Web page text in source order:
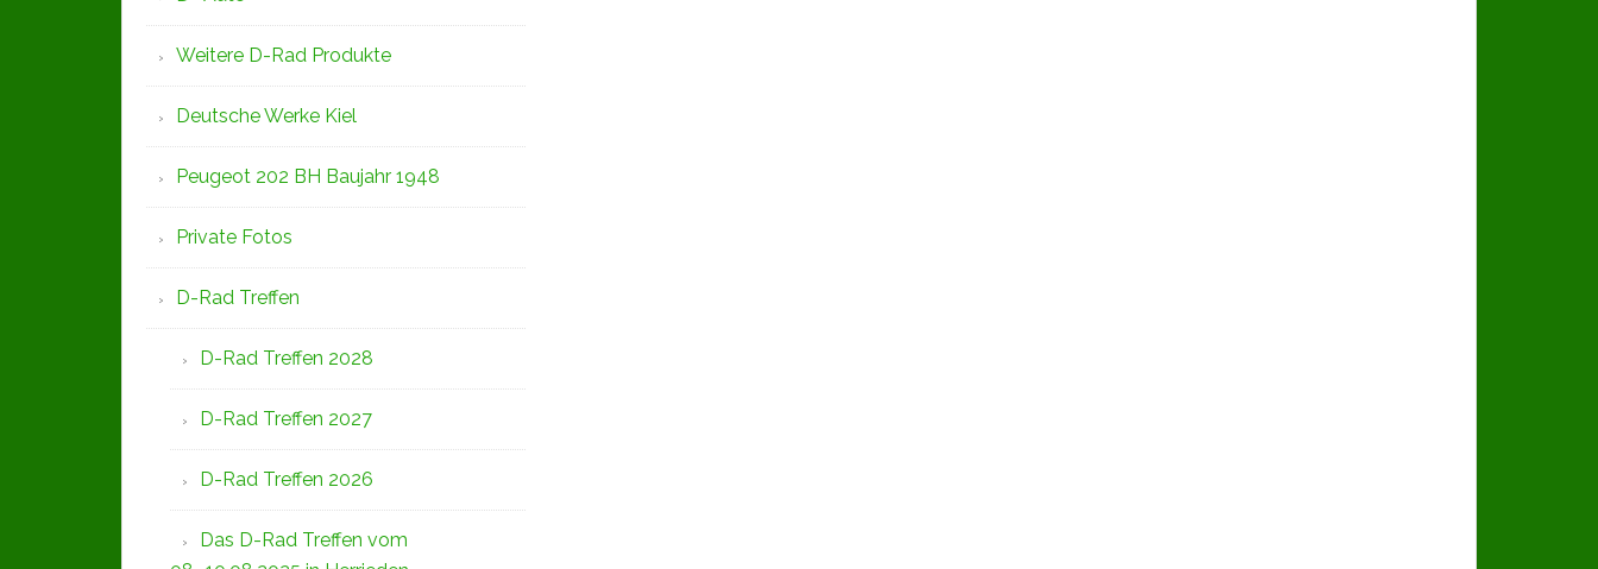
Weitere D-Rad Produkte
Deutsche Werke Kiel
Peugeot 202 BH Baujahr 1948
Private Fotos
D-Rad Treffen
D-Rad Treffen 2028
D-Rad Treffen 2027
D-Rad Treffen 2026
Das D-Rad Treffen vom